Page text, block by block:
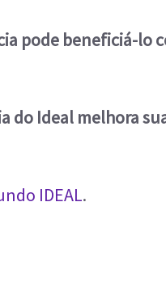
pode beneficiá-lo
do Ideal melhora
IDEAL.